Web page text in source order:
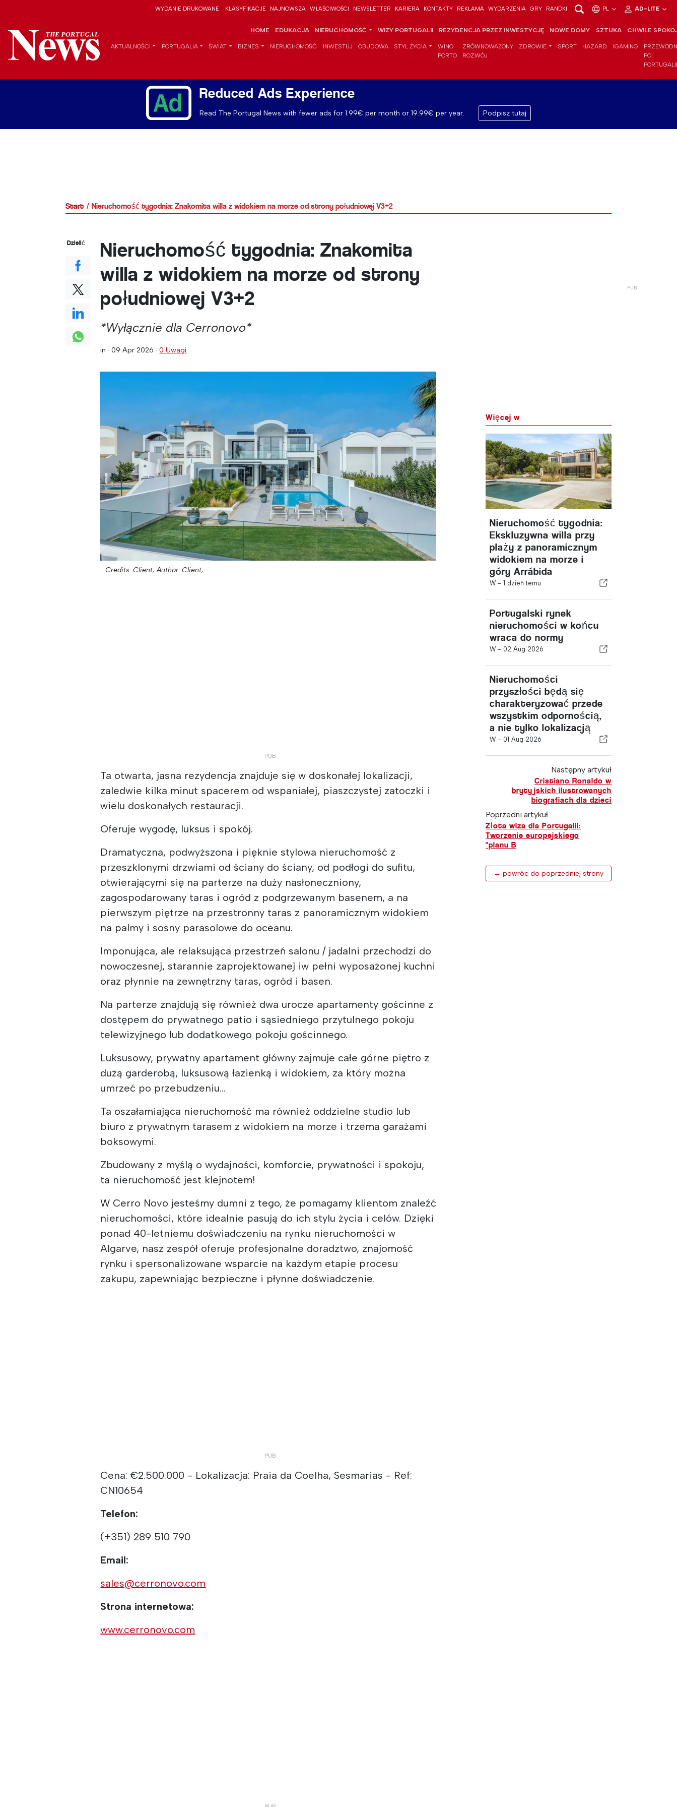
WYDANIE DRUKOWANE KLASYFIKACJE NAJNOWSZA WŁAŚCIWOŚCI NEWSLETTER KARIERA KONTAKTY REKLAMA WYDARZENIA GRY RANDKI PL AD-LITE
HOME EDUKACJA NIERUCHOMOŚĆ WIZY PORTUGALII REZYDENCJA PRZEZ INWESTYCJĘ NOWE DOMY SZTUKA CHWILE
AKTUALNOŚCI PORTUGALIA ŚWIAT BIZNES NIERUCHOMOŚĆ INWESTUJ OBUDOWA STYL ŻYCIA
WINO
PORTO
ZRÓWNOWAŻONY
ROZWÓJ
ZDROWIE SPORT HAZARD IGAMING
PO
PORTUGALII
Reduced Ads Experience
Read The Portugal News with fewer ads for 1.99€ per month or 19.99€ per year. Podpisz tutaj
Start Nieruchomość tygodnia: Znakomita willa z widokiem na morze od strony południowej V3+2
Nieruchomość tygodnia: Znakomita
willa z widokiem na morze od strony
południowej V3+2
*Wyłącznie dla Cerronovo*
in ·09 Apr 2026 ·0 Uwagi
Credits: Client; Author: Client;
Ta otwarta, jasna rezydencja znajduje się w doskonałej lokalizacji,
zaledwie kilka minut spacerem od wspaniałej, piaszczystej zatoczki i
wielu doskonałych restauracji.
Oferuje wygodę, luksus i spokój.
Dramatyczna, podwyższona i pięknie stylowa nieruchomość z
przeszklonymi drzwiami od ściany do ściany, od podłogi do sufitu,
otwierającymi się na parterze na duży nasłoneczniony,
zagospodarowany taras i ogród z podgrzewanym basenem, a na
pierwszym piętrze na przestronny taras z panoramicznym widokiem
na palmy i sosny parasolowe do oceanu.
Imponująca, ale relaksująca przestrzeń salonu / jadalni przechodzi do
nowoczesnej, starannie zaprojektowanej iw pełni wyposażonej kuchni
oraz płynnie na zewnętrzny taras, ogród i basen.
Na parterze znajdują się również dwa urocze apartamenty gościnne z
dostępem do prywatnego patio i sąsiedniego przytulnego pokoju
telewizyjnego lub dodatkowego pokoju gościnnego.
Luksusowy, prywatny apartament główny zajmuje całe górne piętro z
dużą garderobą, luksusową łazienką i widokiem, za który można
umrzeć po przebudzeniu...
Ta oszałamiająca nieruchomość ma również oddzielne studio lub
biuro z prywatnym tarasem z widokiem na morze i trzema garażami
boksowymi.
Zbudowany z myślą o wydajności, komforcie, prywatności i spokoju,
ta nieruchomość jest klejnotem!
W Cerro Novo jesteśmy dumni z tego, że pomagamy klientom znaleźć
nieruchomości, które idealnie pasują do ich stylu życia i celów. Dzięki
ponad 40-letniemu doświadczeniu na rynku nieruchomości w
Algarve, nasz zespół oferuje profesjonalne doradztwo, znajomość
rynku i spersonalizowane wsparcie na każdym etapie procesu
zakupu, zapewniając bezpieczne i płynne doświadczenie.
Cena: €2.500.000 - Lokalizacja: Praia da Coelha, Sesmarias - Ref:
CN10654
Telefon:
(+351) 289 510 790
Email:
sales@cerronovo.com
Strona internetowa:
www.cerronovo.com
Dzielić
Więcej w
Nieruchomość tygodnia:
Ekskluzywna willa przy
plaży z panoramicznym
widokiem na morze i
góry Arrábida
W - 1 dzień temu
Portugalski rynek
nieruchomości w końcu
wraca do normy
W - 02 Aug 2026
Nieruchomości
przyszłości będą się
charakteryzować przede
wszystkim odpornością,
a nie tylko lokalizacją
W - 01 Aug 2026
Następny artykuł
Cristiano Ronaldo w
brytyjskich ilustrowanych
biografiach dla dzieci
Poprzedni artykuł
Złota wiza dla Portugalii:
Tworzenie europejskiego
"planu B
← powróc do poprzedniej strony